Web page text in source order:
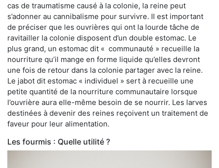
cas de traumatisme causé à la colonie, la reine peut
s’adonner au cannibalisme pour survivre. Il est important
de préciser que les ouvrières qui ont la lourde tâche de
ravitailler la colonie disposent d’un double estomac. Le
plus grand, un estomac dit « communauté » recueille la
nourriture qu’il mange en forme liquide qu’elles devront
une fois de retour dans la colonie partager avec la reine.
Le jabot dit estomac « individuel » sert à recueille une
petite quantité de la nourriture communautaire lorsque
l’ouvrière aura elle-même besoin de se nourrir. Les larves
destinées à devenir des reines reçoivent un traitement de
faveur pour leur alimentation.
Les fourmis : Quelle utilité ?